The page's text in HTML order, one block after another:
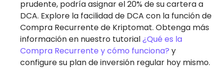
prudente, podría asignar el 20% de su cartera a
DCA. Explore la facilidad de DCA con la función de
Compra Recurrente de Kriptomat. Obtenga más
información en nuestro tutorial¿Qué es la
Compra Recurrente y cómo funciona? y
configure su plan de inversión regular hoy mismo.